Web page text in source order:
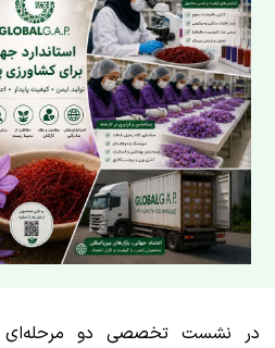
در نشست تخصصی دو مرحله‌ای